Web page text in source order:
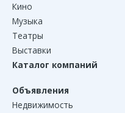
Кино
Музыка
Театры
Выставки
Каталог компаний
Объявления
Недвижимость